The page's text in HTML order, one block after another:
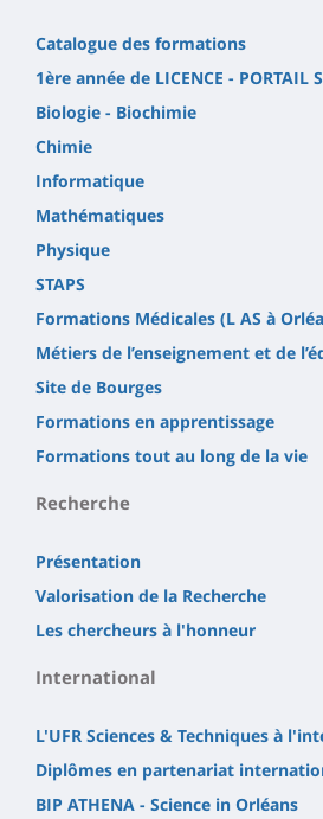
Catalogue des formations
1ère année de LICENCE - PORTAIL
Biologie - Biochimie
Chimie
Informatique
Mathématiques
Physique
STAPS
Formations Médicales (L AS à
Métiers de l’enseignement et de
Site de Bourges
Formations en apprentissage
Formations tout au long de la vie
Recherche
Présentation
Valorisation de la Recherche
Les chercheurs à l'honneur
International
L'UFR Sciences & Techniques à
Diplômes en partenariat
BIP ATHENA - Science in Orléans